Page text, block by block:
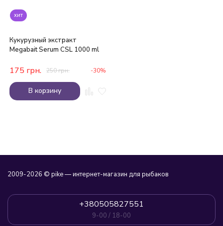
хит
Кукурузный экстракт
Megabait Serum CSL 1000 ml
175 грн. 250грн. -30%
В корзину
2009-2026 © pike — интернет-магазин для рыбаков
+380505827551
9-00 / 18-00